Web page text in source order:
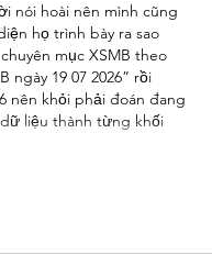
nói hoài nên mình cũng
họ trình bày ra sao
mục XSMB theo
ngày 19 07 2026” rồi
nên khỏi phải đoán đang
liệu thành từng khối